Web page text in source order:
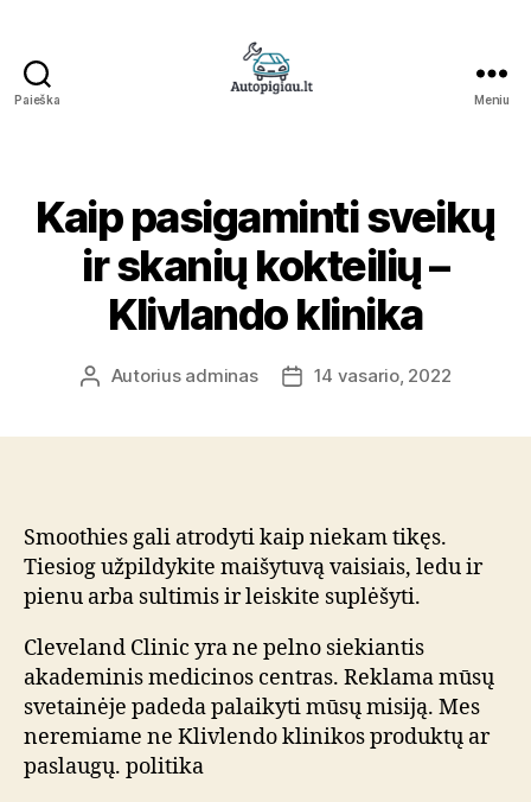
Paieška Meniu
Kaip pasigaminti sveikų
ir skanių kokteilių –
Klivlando klinika
ĮrašoAutorius adminas
Įrašo14 vasario, 2022
Smoothies gali atrodyti kaip niekam tikęs.
Tiesiog užpildykite maišytuvą vaisiais, ledu ir
pienu arba sultimis ir leiskite suplėšyti.
Cleveland Clinic yra ne pelno siekiantis
akademinis medicinos centras. Reklama mūsų
svetainėje padeda palaikyti mūsų misiją. Mes
neremiame ne Klivlendo klinikos produktų ar
paslaugų. politika